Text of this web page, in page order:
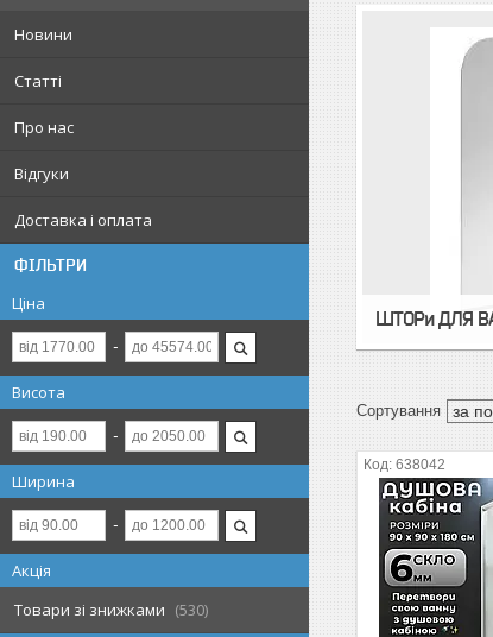
Новини
Статті
Про нас
Відгуки
Доставка і оплата
ФІЛЬТРИ
Ціна
Висота
Ширина
Акція
Товари зі знижками
530
ШТОРи ДЛЯ
638042